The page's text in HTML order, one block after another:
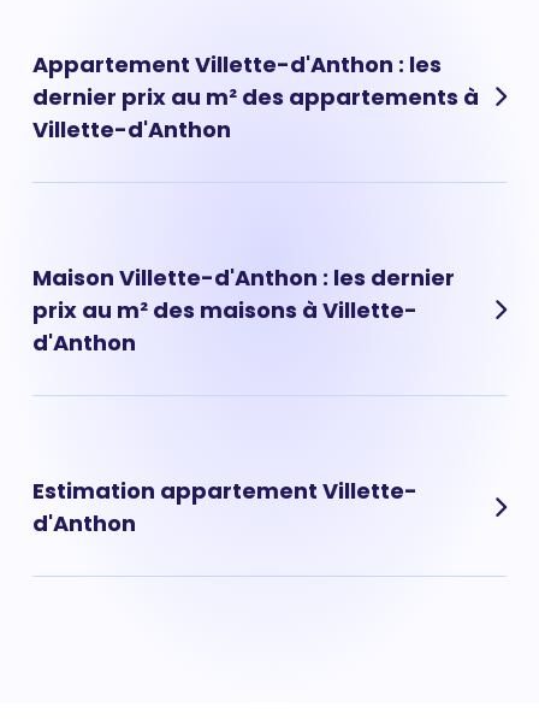
Appartement Villette-d'Anthon : les
dernier prix au m² des appartements à
Villette-d'Anthon
moyenne.
Maison Villette-d'Anthon : les dernier
prix au m² des maisons à Villette-
d'Anthon
Estimation appartement Villette-
d'Anthon